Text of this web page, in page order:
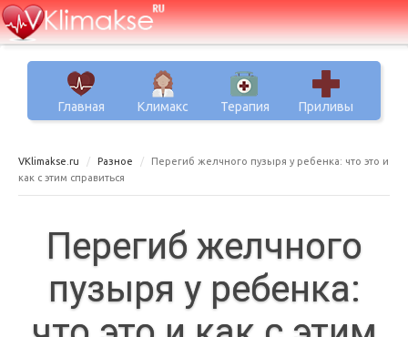
Главная Климакс Терапия Приливы
VKlimakse.ru Разное
Перегиб желчного пузыря у ребенка: что это и
как с этим справиться
Перегиб желчного
пузыря у ребенка: